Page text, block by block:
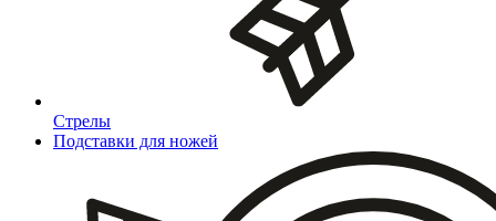
Стрелы
Подставки для ножей